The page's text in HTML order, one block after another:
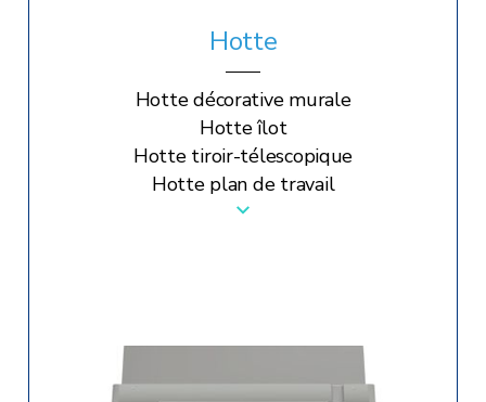
Hotte
Hotte décorative murale
Hotte îlot
Hotte tiroir-télescopique
Hotte plan de travail